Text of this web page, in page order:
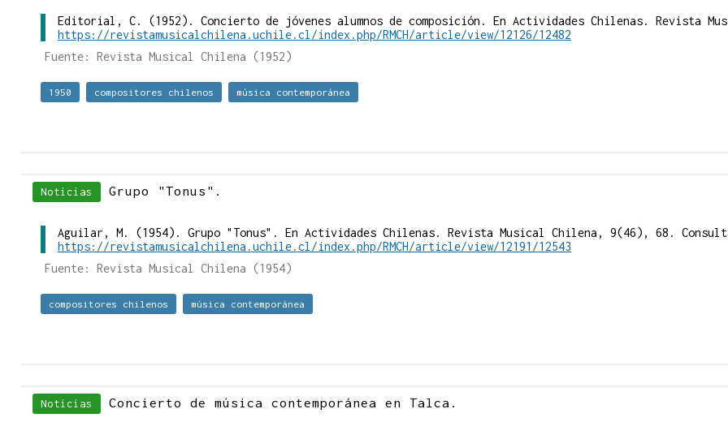
Editorial, C. (1952). Concierto de jóvenes alumnos de composición. En Actividades Chilenas. Revista
https://revistamusicalchilena.uchile.cl/index.php/RMCH/article/view/12126/12482
Fuente: Revista Musical Chilena (1952)
1950 compositores chilenos música contemporánea
Noticias Grupo "Tonus".
Aguilar, M. (1954). Grupo "Tonus". En Actividades Chilenas. Revista Musical Chilena, 9(46), 68.
https://revistamusicalchilena.uchile.cl/index.php/RMCH/article/view/12191/12543
Fuente: Revista Musical Chilena (1954)
compositores chilenos música contemporánea
Noticias Concierto de música contemporánea en Talca.